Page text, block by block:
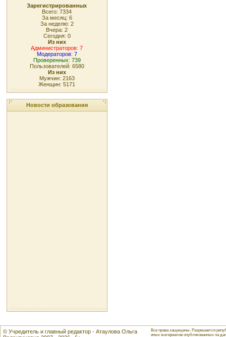
Зарегистрированных
Всего: 7334
За месяц: 6
За неделю: 2
Вчера: 2
Сегодня: 0
Из них
Администраторов: 7
Модераторов: 7
Проверенных: 739
Пользователей: 6580
Из них
Мужчин: 2163
Женщин: 5171
Новости образования
© Учредитель и главный редактор - Атаулова Ольга
Все права защищены. Разрешается
иных материалов опубликованных на